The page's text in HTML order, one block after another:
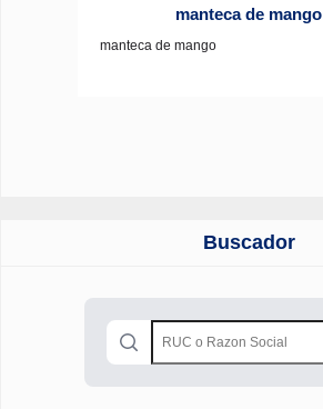
manteca de mango
manteca de mango
Buscador